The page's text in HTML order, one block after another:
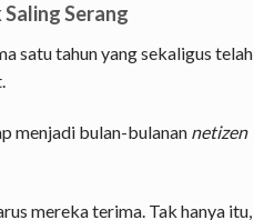
Serang
satu tahun yang sekaligus telah
menjadi bulan-bulanan netizen
mereka terima. Tak hanya itu,